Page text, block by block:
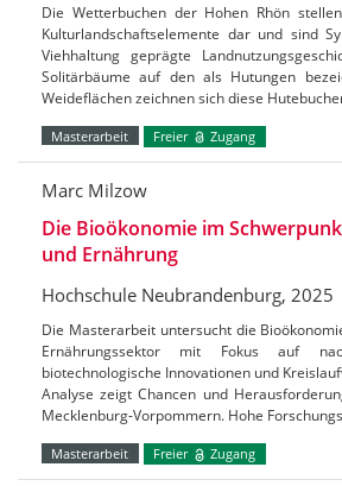
Die Wetterbuchen der Hohen Rhön
Kulturlandschaftselemente dar und sind
Viehhaltung geprägte
Solitärbäume auf den als Hutungen
Weideflächen zeichnen sich diese
Masterarbeit Freier Zugang
Marc Milzow
Die Bioökonomie im
und Ernährung
Hochschule Neubrandenburg, 2025
Die Masterarbeit untersucht die
Ernährungssektor mit Fokus auf
biotechnologische Innovationen und
Analyse zeigt Chancen und
Mecklenburg-Vorpommern. Hohe
Masterarbeit Freier Zugang